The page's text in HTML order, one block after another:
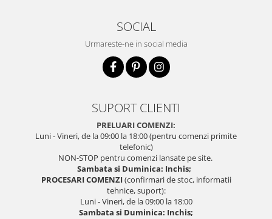
SOCIAL
Urmareste-ne in social media
SUPORT CLIENTI
PRELUARI COMENZI:
Luni - Vineri, de la 09:00 la 18:00 (pentru comenzi primite
telefonic)
NON-STOP pentru comenzi lansate pe site.
Sambata si Duminica: Inchis;
PROCESARI COMENZI(confirmari de stoc, informatii
tehnice, suport):
Luni - Vineri, de la 09:00 la 18:00
Sambata si Duminica: Inchis;